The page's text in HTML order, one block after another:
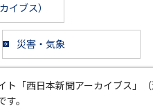
イブス）
災害・気象
ト「西日本新聞アーカイブス」
。